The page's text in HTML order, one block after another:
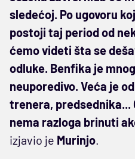
sledećoj. Po ugovoru
postoji taj period od
ćemo videti šta se
odluke. Benfika je
neuporedivo. Veća je
trenera, predsednika...
nema razloga brinuti
izjavio je Murinjo.